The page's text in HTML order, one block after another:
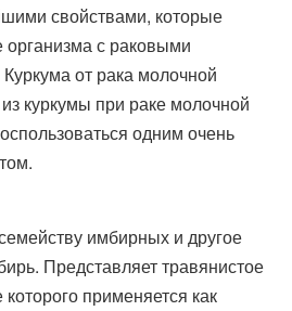
свойствами, которые
организма с раковыми
от рака молочной
куркумы при раке молочной
одним очень
имбирных и другое
Представляет травянистое
применяется как